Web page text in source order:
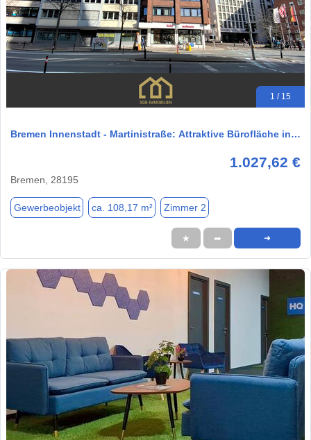
1 / 15
Bremen Innenstadt - Martinistraße: Attraktive Bürofläche in…
1.027,62 €
Bremen, 28195
Gewerbeobjekt ca. 108,17 m² Zimmer 2
★ ➦ ➜